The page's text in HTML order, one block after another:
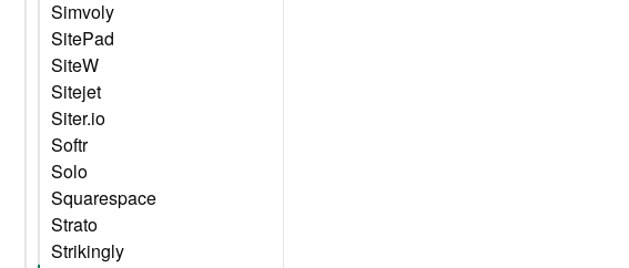
Simvoly
SitePad
SiteW
Sitejet
Siter.io
Softr
Solo
Squarespace
Strato
Strikingly